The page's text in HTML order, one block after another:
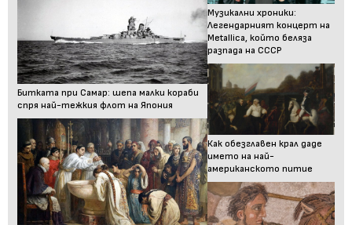
Битката при Самар: шепа малки кораби
спря най-тежкия флот на Япония
Музикални хроники:
Легендарният концерт на
Metallica, който беляза
разпада на СССР
Как обезглавен крал даде
името на най-
американското питие